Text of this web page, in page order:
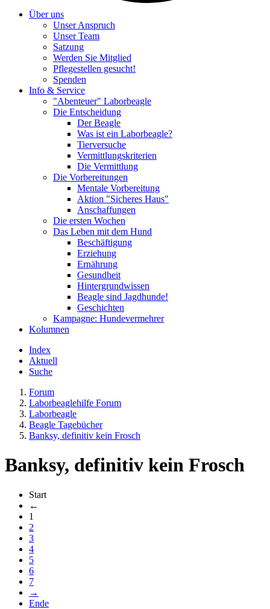
Über uns
Unser Anspruch
Unser Team
Satzung
Werden Sie Mitglied
Pflegestellen gesucht!
Spenden
Info & Service
"Abenteuer" Laborbeagle
Die Entscheidung
Der Beagle
Was ist ein Laborbeagle?
Tierversuche
Vermittlungskriterien
Die Vermittlung
Die Vorbereitungen
Mentale Vorbereitung
Aktion "Sicheres Haus"
Anschaffungen
Die ersten Wochen
Das Leben mit dem Hund
Beschäftigung
Erziehung
Ernährung
Gesundheit
Hintergrundwissen
Beagle sind Jagdhunde!
Geschichten
Kampagne: Hundevermehrer
Kolumnen
Index
Aktuell
Suche
Forum
Laborbeaglehilfe Forum
Laborbeagle
Beagle Tagebücher
Banksy, definitiv kein Frosch
Banksy, definitiv kein Frosch
Start
←
1
2
3
4
5
6
7
→
Ende